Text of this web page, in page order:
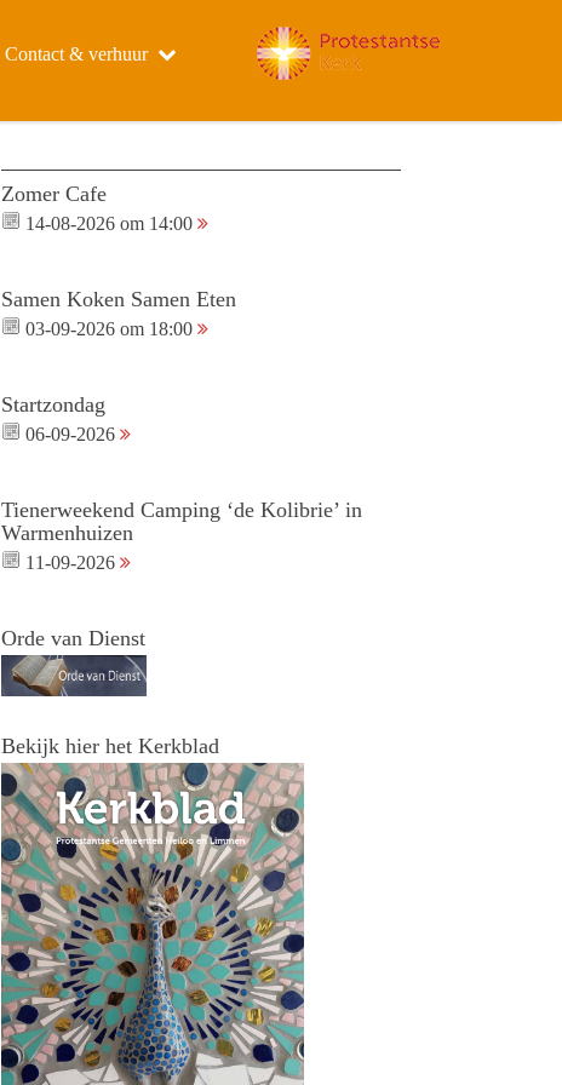
Contact & verhuur
Zomer Cafe
14-08-2026 om 14:00
Samen Koken Samen Eten
03-09-2026 om 18:00
Startzondag
06-09-2026
Tienerweekend Camping ‘de Kolibrie’ in
Warmenhuizen
11-09-2026
Orde van Dienst
Bekijk hier het Kerkblad